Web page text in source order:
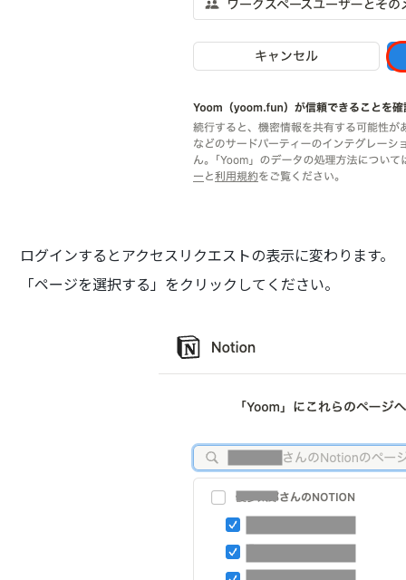
ログインするとアクセスリクエストの表示に変わります。
「ページを選択する」をクリックしてください。